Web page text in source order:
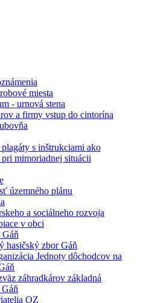
miesta
- urnová stena
a firmy vstup do cintorína
s inštrukciami ako
mimoriadnej situácii
územného plánu
a sociálneho rozvoja
v obci
hasičský zbor Gáň
Jednoty dôchodcov na
záhradkárov základná
OZ